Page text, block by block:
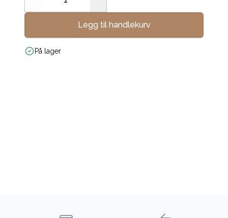
Decrease
Legg til handlekurv
På lager